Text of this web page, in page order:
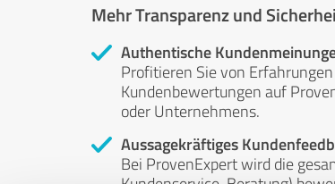
Mehr Transparenz und
Authentische
Profitieren Sie von
Kundenbewertungen auf
oder Unternehmens.
Aussagekräftiges
Bei ProvenExpert wird die